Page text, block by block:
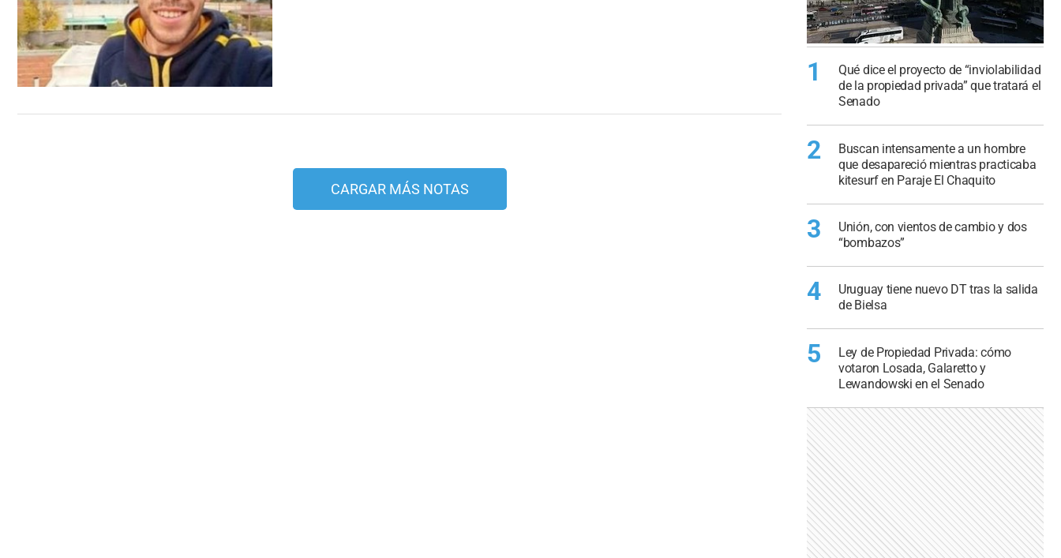
CARGAR MÁS NOTAS
1
Qué dice el proyecto de “inviolabilidad
de la propiedad privada” que tratará el
Senado
2
Buscan intensamente a un hombre
que desapareció mientras practicaba
kitesurf en Paraje El Chaquito
3
Unión, con vientos de cambio y dos
“bombazos”
4
Uruguay tiene nuevo DT tras la salida
de Bielsa
5
Ley de Propiedad Privada: cómo
votaron Losada, Galaretto y
Lewandowski en el Senado